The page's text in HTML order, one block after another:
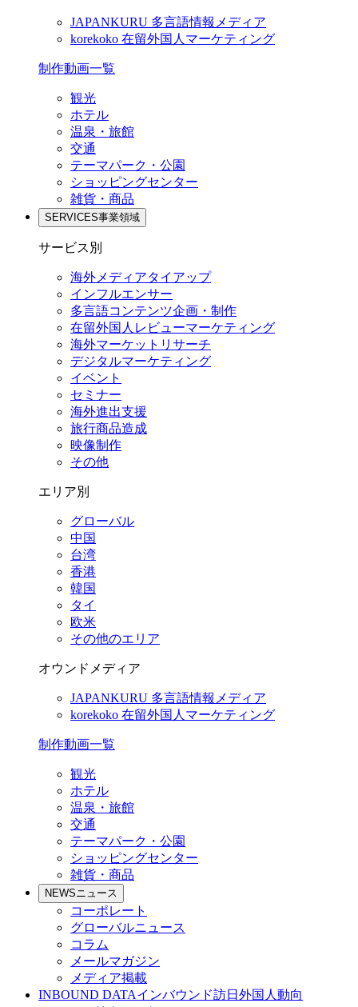
JAPANKURU 多言語情報メディア
korekoko 在留外国人マーケティング
制作動画一覧
観光
ホテル
温泉・旅館
交通
テーマパーク・公園
ショッピングセンター
雑貨・商品
SERVICES事業領域
サービス別
海外メディアタイアップ
インフルエンサー
多言語コンテンツ企画・制作
在留外国⼈レビューマーケティング
海外マーケットリサーチ
デジタルマーケティング
イベント
セミナー
海外進出支援
旅行商品造成
映像制作
その他
エリア別
グローバル
中国
台湾
香港
韓国
タイ
欧米
その他のエリア
オウンドメディア
JAPANKURU 多言語情報メディア
korekoko 在留外国人マーケティング
制作動画一覧
観光
ホテル
温泉・旅館
交通
テーマパーク・公園
ショッピングセンター
雑貨・商品
NEWSニュース
コーポレート
グローバルニュース
コラム
メールマガジン
メディア掲載
INBOUND DATAインバウンド訪日外国人動向